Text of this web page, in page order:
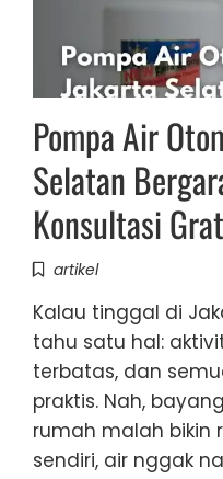
Pompa Air
Selatan
Konsultasi
artikel
Kalau tinggal di
tahu satu hal:
terbatas, dan
praktis. Nah,
rumah malah bikin
sendiri, air nggak